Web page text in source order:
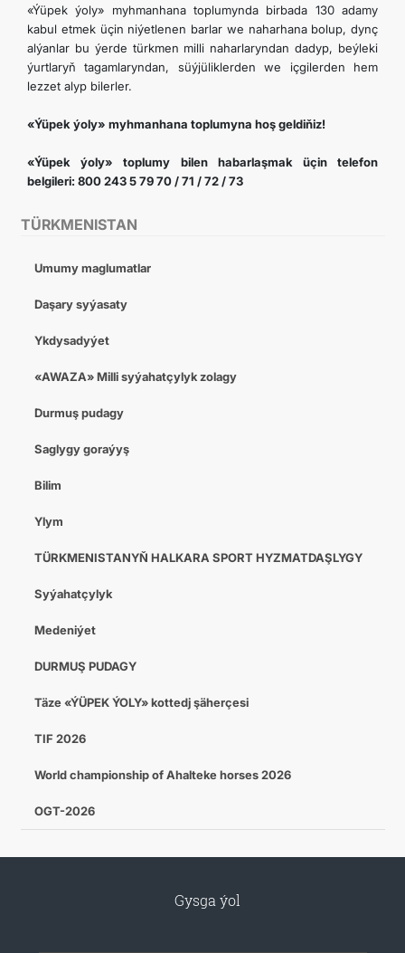
TÜRKMENISTAN
Umumy maglumatlar
Daşary syýasaty
Ykdysadyýet
«AWAZA» Milli syýahatçylyk zolagy
Durmuş pudagy
Saglygy goraýyş
Bilim
Ylym
TÜRKMENISTANYŇ HALKARA SPORT HYZMATDAŞLYGY
Syýahatçylyk
Medeniýet
DURMUŞ PUDAGY
Täze «ÝÜPEK ÝOLY» kottedj şäherçesi
TIF 2026
World championship of Ahalteke horses 2026
OGT-2026
«Ýüpek ýoly» myhmanhana toplumynda birbada 130 adamy
kabul etmek üçin niýetlenen barlar we naharhana bolup, dynç
alýanlar bu ýerde türkmen milli naharlaryndan dadyp, beýleki
ýurtlaryň tagamlaryndan, süýjüliklerden we içgilerden hem
lezzet alyp bilerler.
«Ýüpek ýoly» myhmanhana toplumyna hoş geldiňiz!
«Ýüpek ýoly» toplumy bilen habarlaşmak üçin telefon
belgileri: 800 243 5 79 70 / 71 / 72 / 73
Gysga ýol